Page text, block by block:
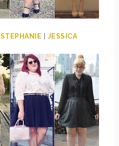
STEPHANIE JESSICA